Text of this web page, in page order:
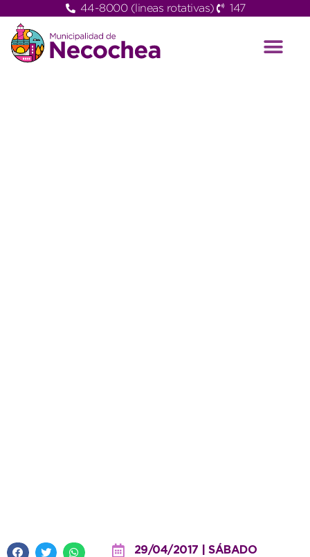
44-8000 (lineas rotativas) 147
29/04/2017 | SÁBADO